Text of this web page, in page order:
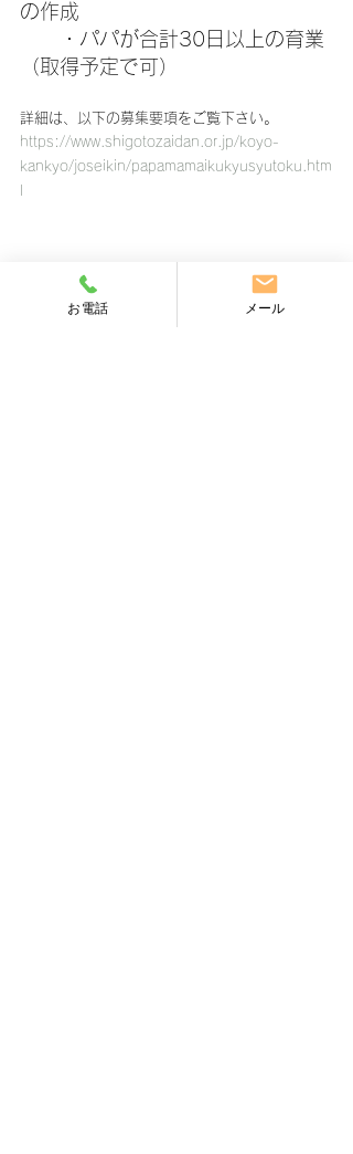
の作成
・パパが合計30日以上の育業
（取得予定で可）
詳細は、以下の募集要項をご覧下さい。
https://www.shigotozaidan.or.jp/koyo-
kankyo/joseikin/papamamaikukyusyutoku.htm
お電話 メール